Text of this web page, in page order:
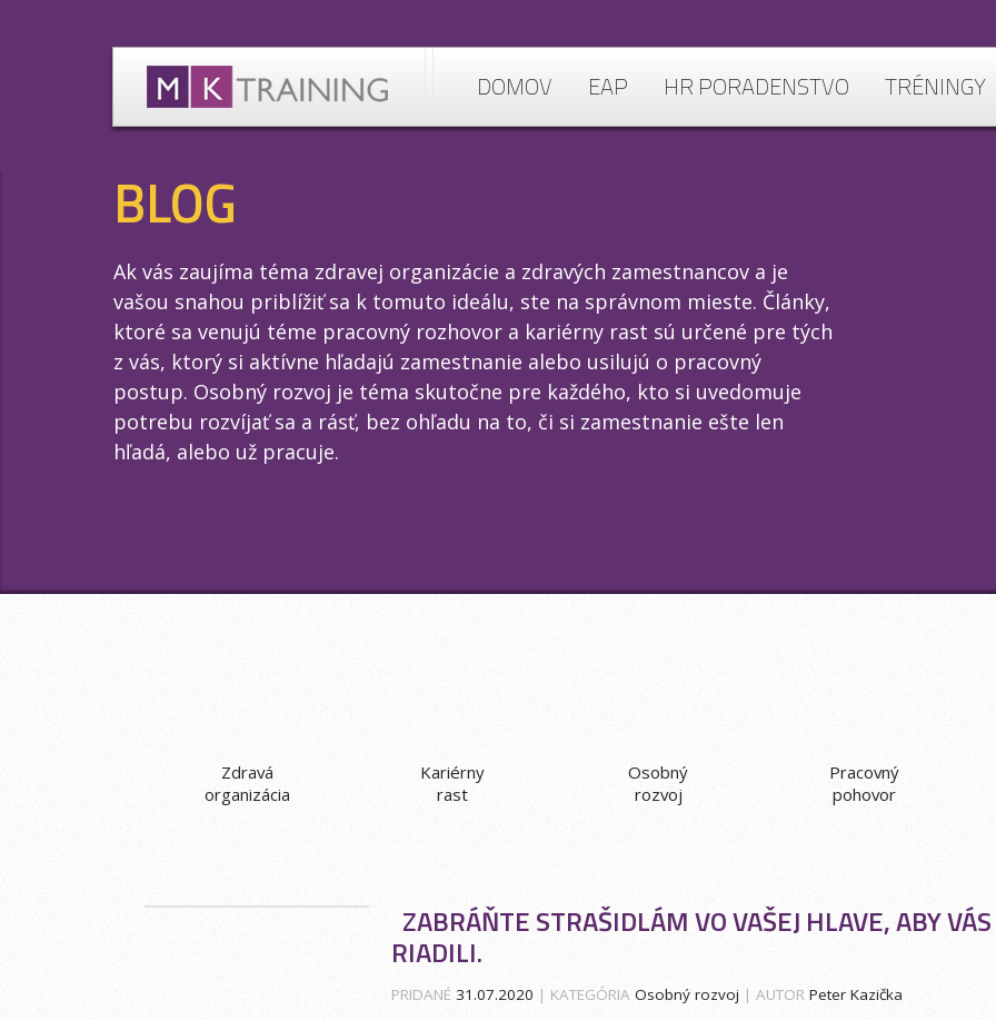
DOMOV EAP HR PORADENSTVO TRÉNINGY
BLOG
Ak vás zaujíma téma zdravej organizácie a zdravých zamestnancov a je
vašou snahou priblížiť sa k tomuto ideálu, ste na správnom mieste. Články,
ktoré sa venujú téme pracovný rozhovor a kariérny rast sú určené pre tých
z vás, ktorý si aktívne hľadajú zamestnanie alebo usilujú o pracovný
postup. Osobný rozvoj je téma skutočne pre každého, kto si uvedomuje
potrebu rozvíjať sa a rásť, bez ohľadu na to, či si zamestnanie ešte len
hľadá, alebo už pracuje.
Zdravá
organizácia
Kariérny
rast
Osobný
rozvoj
Pracovný
pohovor
ZABRÁŇTE STRAŠIDLÁM VO VAŠEJ HLAVE, ABY VÁS
RIADILI.
PRIDANÉ 31.07.2020 | KATEGÓRIA Osobný rozvoj | AUTOR Peter Kazička